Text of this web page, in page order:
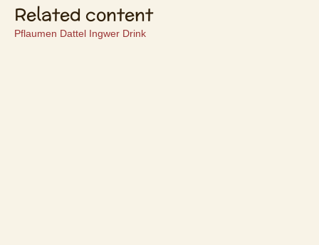
Related content
Pflaumen Dattel Ingwer Drink